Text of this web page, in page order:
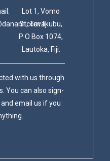
Lot 1, Vomo
St, Tavakubu,
P O Box 1074,
Lautoka, Fiji.
with us through
You can also sign-
email us if you